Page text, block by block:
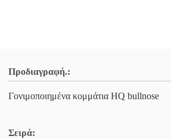
Προδιαγραφή.:
Γονιμοποιημένα κομμάτια HQ bullnose
Σειρά: